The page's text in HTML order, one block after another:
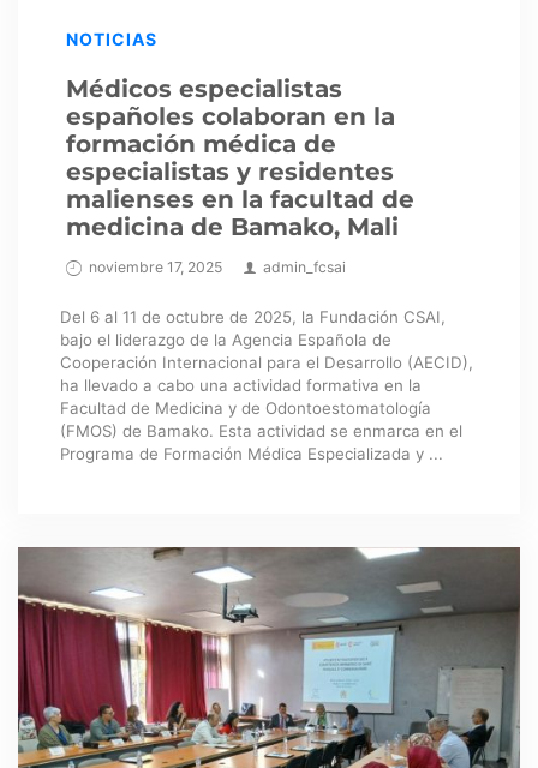
NOTICIAS
Médicos especialistas
españoles colaboran en la
formación médica de
especialistas y residentes
malienses en la facultad de
medicina de Bamako, Mali
noviembre 17, 2025 admin_fcsai
Del 6 al 11 de octubre de 2025, la Fundación CSAI,
bajo el liderazgo de la Agencia Española de
Cooperación Internacional para el Desarrollo (AECID),
ha llevado a cabo una actividad formativa en la
Facultad de Medicina y de Odontoestomatología
(FMOS) de Bamako. Esta actividad se enmarca en el
Programa de Formación Médica Especializada y ...